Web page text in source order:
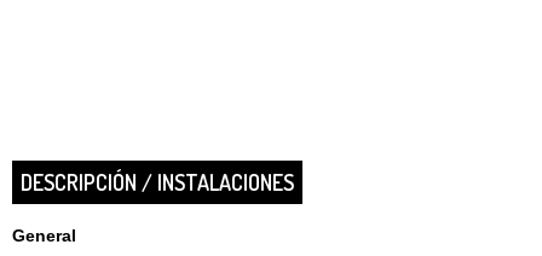
DESCRIPCIÓN / INSTALACIONES
General